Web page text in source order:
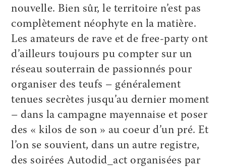
nouvelle. Bien sûr, le territoire n’est pas
complètement néophyte en la matière.
Les amateurs de rave et de free-party ont
d’ailleurs toujours pu compter sur un
réseau souterrain de passionnés pour
organiser des teufs – généralement
tenues secrètes jusqu’au dernier moment
– dans la campagne mayennaise et poser
des « kilos de son » au coeur d’un pré. Et
l’on se souvient, dans un autre registre,
des soirées Autodid_act organisées par